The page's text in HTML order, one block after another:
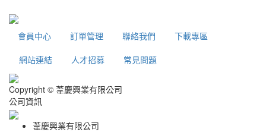
會員中心 訂單管理 聯絡我們
下載專區
網站連結
人才招募 常見問題
Copyright © 葦慶興業有限公司
公司資訊
葦慶興業有限公司